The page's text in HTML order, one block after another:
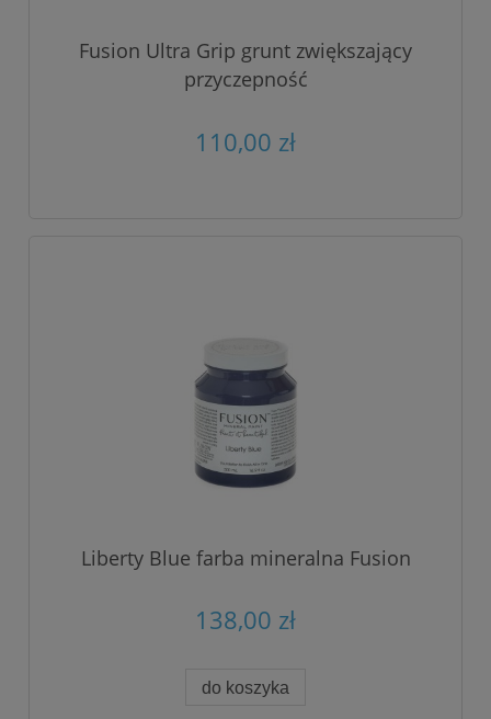
Fusion Ultra Grip grunt zwiększający
przyczepność
110,00 zł
Liberty Blue farba mineralna Fusion
138,00 zł
do koszyka